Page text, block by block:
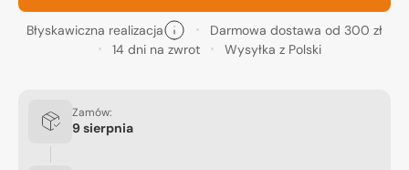
Błyskawiczna realizacja
Darmowa dostawa od 300 zł
14 dni na zwrot
Wysyłka z Polski
Zamów:
9 sierpnia